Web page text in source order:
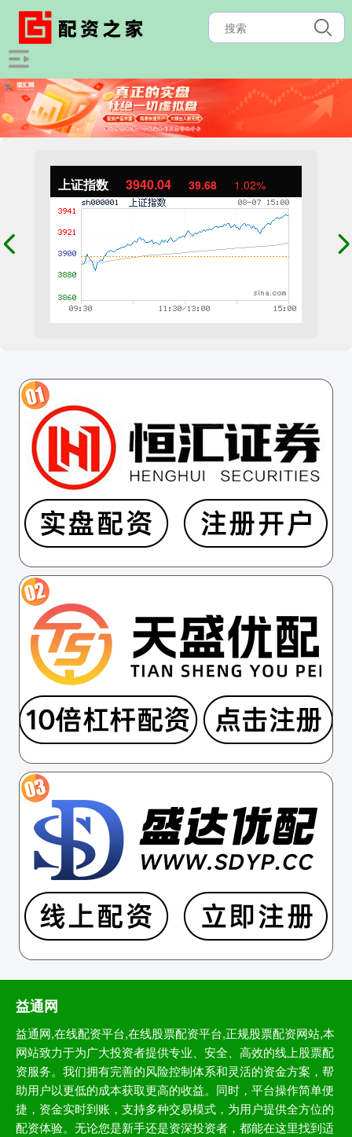
上证指数 3940.04 39.68 1.02%
益通网
益通网,在线配资平台,在线股票配资平台,正规股票配资网站,本
网站致力于为广大投资者提供专业、安全、高效的线上股票配
资服务。我们拥有完善的风险控制体系和灵活的资金方案，帮
助用户以更低的成本获取更高的收益。同时，平台操作简单便
捷，资金实时到账，支持多种交易模式，为用户提供全方位的
配资体验。无论您是新手还是资深投资者，都能在这里找到适